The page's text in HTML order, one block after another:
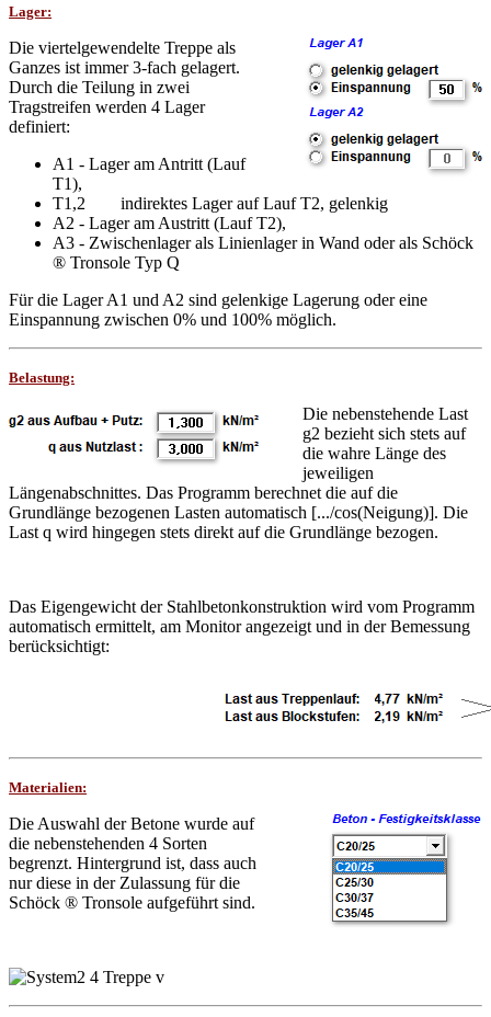
Lager:
Die viertelgewendelte Treppe als
Ganzes ist immer 3-fach gelagert.
Durch die Teilung in zwei
Tragstreifen werden 4 Lager
definiert:
A1 - Lager am Antritt (Lauf
T1),
T1,2 indirektes Lager auf Lauf T2, gelenkig
A2 - Lager am Austritt (Lauf T2),
A3 - Zwischenlager als Linienlager in Wand oder als Schöck
® Tronsole Typ Q
Für die Lager A1 und A2 sind gelenkige Lagerung oder eine
Einspannung zwischen 0% und 100% möglich.
Belastung:
Die nebenstehende Last
g2 bezieht sich stets auf
die wahre Länge des
jeweiligen
Längenabschnittes. Das Programm berechnet die auf die
Grundlänge bezogenen Lasten automatisch [.../cos(Neigung)]. Die
Last q wird hingegen stets direkt auf die Grundlänge bezogen.
Das Eigengewicht der Stahlbetonkonstruktion wird vom Programm
automatisch ermittelt, am Monitor angezeigt und in der Bemessung
berücksichtigt:
Materialien:
Die Auswahl der Betone wurde auf
die nebenstehenden 4 Sorten
begrenzt. Hintergrund ist, dass auch
nur diese in der Zulassung für die
Schöck ® Tronsole aufgeführt sind.